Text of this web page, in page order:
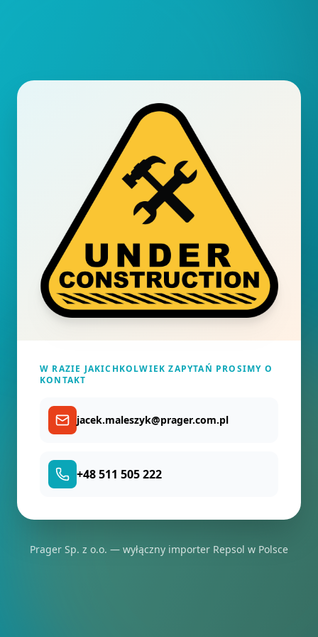
W RAZIE JAKICHKOLWIEK ZAPYTAŃ PROSIMY O
KONTAKT
jacek.maleszyk@prager.com.pl
+48 511 505 222
Prager Sp. z o.o. — wyłączny importer Repsol w Polsce